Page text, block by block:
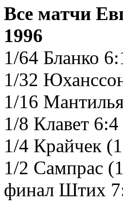
Все матчи
1996
1/64 Бланко
1/32
1/16
1/8 Клавет
1/4 Крайчек
1/2 Сампрас
финал Штих